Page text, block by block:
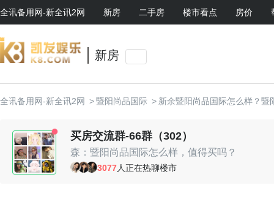
全讯备用网-新全讯2网 新房 二手房 楼市看点 房价
新房
全讯备用网-新全讯2网 >暨阳尚品国际 > 新余暨阳尚品国际怎么样？
买房交流群-66群（302）
森：暨阳尚品国际怎么样，值得买吗？
时光机：挺不错的啊
3077人正在热聊楼市